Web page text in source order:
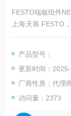
FESTO端板组件
上海天筹 FESTO
ESTO减压阀，
达，FESTO手动
STO卡爪，FESTO
产品型号：
更新时间：
厂商性质：代理
访问量：2373